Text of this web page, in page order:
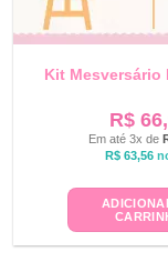
Kit Mesversário
R$
Em até 3x de
R$ 63,56